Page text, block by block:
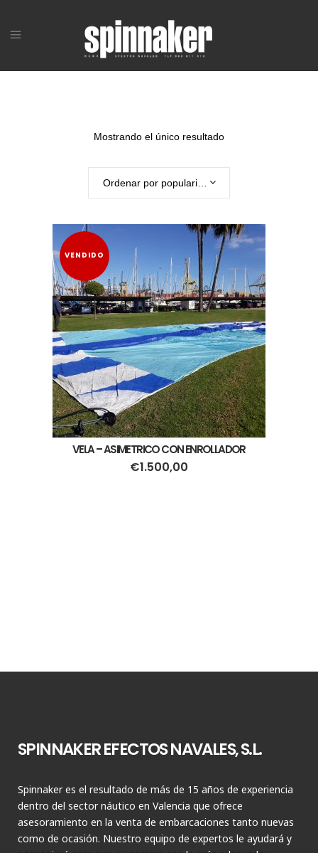
Mostrando el único resultado
VENDIDO
VELA – ASIMETRICO CON ENROLLADOR
€1.500,00
SPINNAKER EFECTOS NAVALES, S.L.
Spinnaker es el resultado de más de 15 años de experiencia
dentro del sector náutico en Valencia que ofrece
asesoramiento en la venta de embarcaciones tanto nuevas
como de ocasión. Nuestro equipo de expertos le ayudará y